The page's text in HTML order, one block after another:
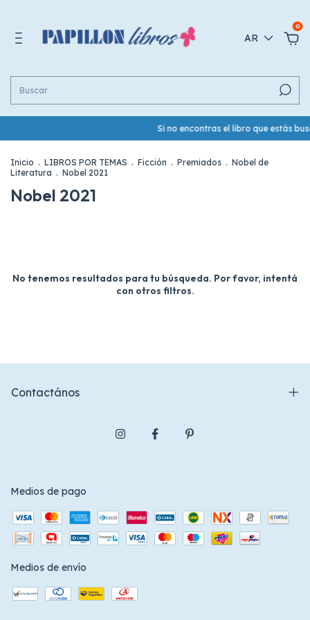
AR
0
Si no encontras el libro que estás
Inicio . LIBROS POR TEMAS . Ficción . Premiados . Nobel de
Literatura . Nobel 2021
Nobel 2021
No tenemos resultados para tu búsqueda. Por favor, intentá
con otros filtros.
Contactános
Medios de pago
Medios de envío